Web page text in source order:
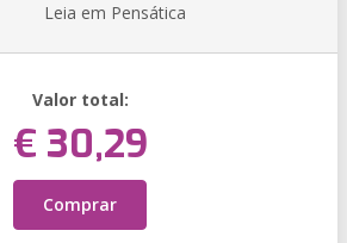
Leia em Pensática
Valor total:
€ 30,29
Comprar